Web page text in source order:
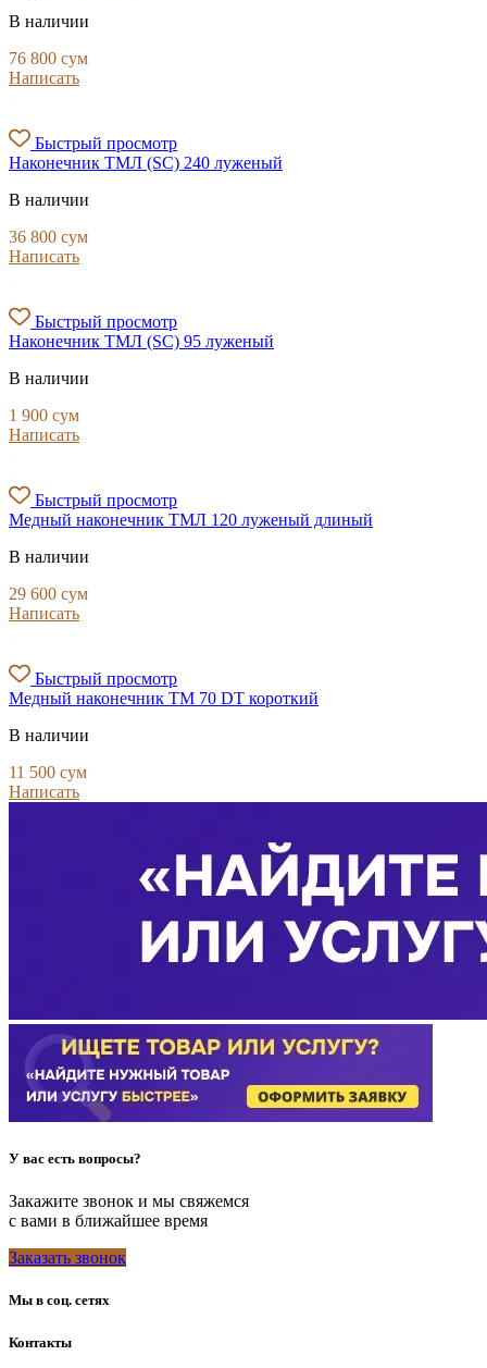
В наличии
76 800 сум
Написать
Быстрый просмотр
Наконечник ТМЛ (SC) 240 луженый
В наличии
36 800 сум
Написать
Быстрый просмотр
Наконечник ТМЛ (SC) 95 луженый
В наличии
1 900 сум
Написать
Быстрый просмотр
Медный наконечник ТМЛ 120 луженый длиный
В наличии
29 600 сум
Написать
Быстрый просмотр
Медный наконечник ТМ 70 DT короткий
В наличии
11 500 сум
Написать
У вас есть вопросы?
Закажите звонок и мы свяжемся
с вами в ближайшее время
Заказать звонок
Мы в соц. сетях
Контакты